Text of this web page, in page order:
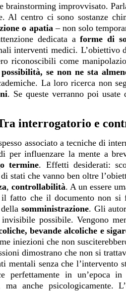
brainstorming improvvisato.
Al centro ci sono sostanze
o apatia – non solo
dedicata aforme di
interventi medici. L’obiettivo
riconoscibili come
se non ne sta
La loro ricerca non
. Se queste verranno poi
interrogatorio e
associato a tecniche di
per influenzare la mente a
termine. Effetti desiderati:
stati che vanno ben oltre
, controllabilità. A un essere
fatto che il documento non si
somministrazione. Gli
possibile. Vengono
bevande alcoliche e
iniezioni che non
dimostrano che non si
mentali senza che l’intervento
perfettamente in un’epoca
anche psicologicamente.